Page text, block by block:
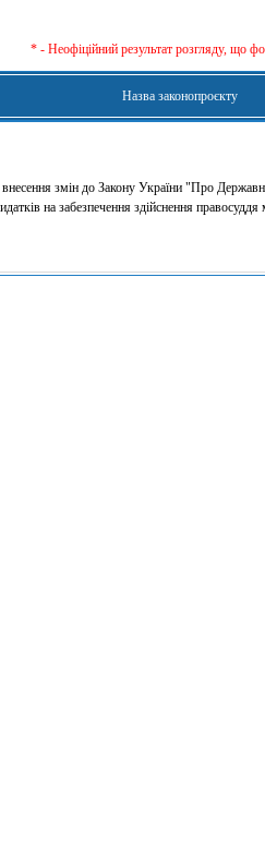
* - Неофіційний результат розгляду, що
Назва законопроєкту
змін до Закону України "Про
на забезпечення здійснення